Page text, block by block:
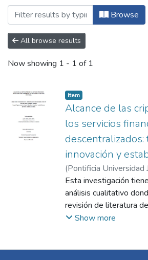
Browsing Economía by
Browse
All browse results
Now showing 1 - 1 of 1
Item
Alcance de las
los servicios
innovación y
(Pontificia Universidad
Valencia Cortés,
Portilla, Mario Andrés;
Pavel
Esta investigación
análisis cualitativo
revisión de literatura
criptomonedas en los
Show more